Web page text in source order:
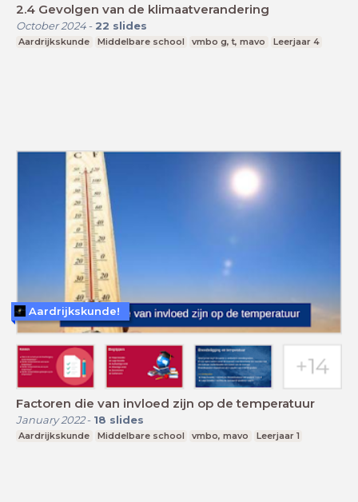
2.4 Gevolgen van de klimaatverandering
October 2024- 22 slides
Aardrijkskunde Middelbare school vmbo g, t, mavo Leerjaar 4
Factoren die van invloed zijn op de temperatuur
January 2022- 18 slides
Aardrijkskunde Middelbare school vmbo, mavo Leerjaar 1
Aardrijkskunde!